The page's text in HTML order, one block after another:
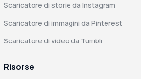
Scaricatore di storie da Instagram
Scaricatore di immagini da Pinterest
Scaricatore di video da Tumblr
Risorse